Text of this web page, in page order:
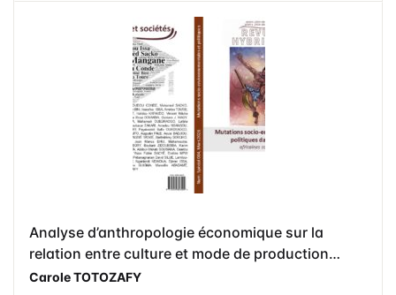
Analyse d’anthropologie économique sur la
relation entre culture et mode de production
domestique chez les Tsimihety (Madagascar)
Carole TOTOZAFY